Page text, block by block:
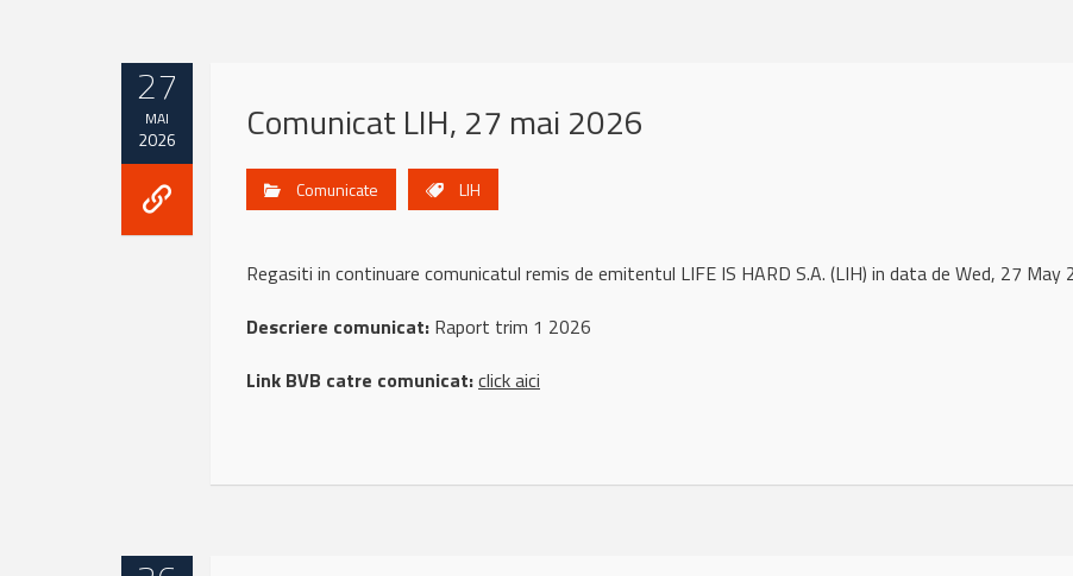
27
MAI
2026 Comunicat LIH, 27 mai 2026
Comunicate LIH
Regasiti in continuare comunicatul remis de emitentul LIFE IS HARD S.A. (LIH) in data de Wed, 27
Descriere comunicat: Raport trim 1 2026
Link BVB catre comunicat:click aici